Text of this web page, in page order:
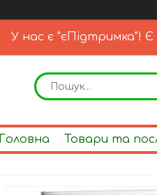
У нас є "єПідтримка"!
Головна Товари та